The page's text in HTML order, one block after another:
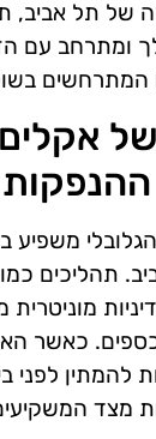
של תל
ומתרחב עם
המתרחשים
אקלים
ההנפקות
משפיע
תהליכים כמו
כאשר
להמתין לפני
מצד